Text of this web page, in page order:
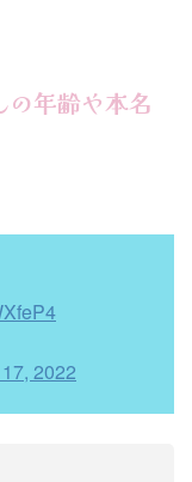
の年齢や本名
2022